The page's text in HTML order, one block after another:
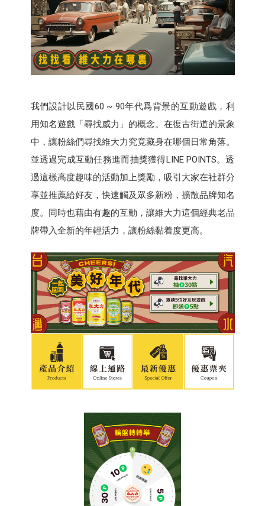
我們設計以民國60 ~ 90年代爲背景的互動遊戲，利
用知名遊戲「尋找威力」的概念。在復古街道的景象
中，讓粉絲們尋找維大力究竟藏身在哪個日常角落。
並透過完成互動任務進而抽獎獲得LINE POINTS。透
過這樣高度趣味的活動加上獎勵，吸引大家在社群分
享並推薦給好友，快速觸及眾多新粉，擴散品牌知名
度。同時也藉由有趣的互動，讓維大力這個經典老品
牌帶入全新的年輕活力，讓粉絲黏着度更高。